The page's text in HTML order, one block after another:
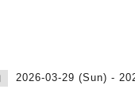
2026-03-29 (Sun) -